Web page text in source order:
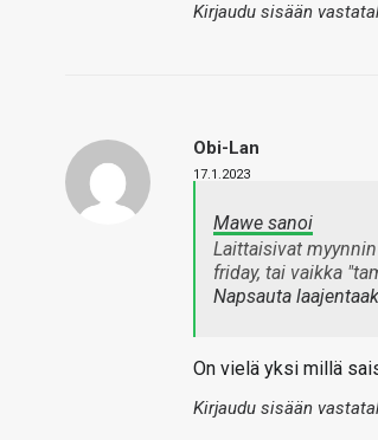
Kirjaudu sisään
Obi-Lan
17.1.2023
Mawe sanoi
Laittaisivat
friday, tai vaikka
Napsauta
On vielä yksi millä
Kirjaudu sisään